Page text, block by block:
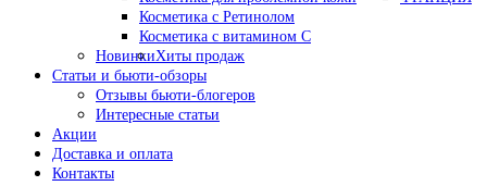
Косметика с Ретинолом
Косметика с витамином С
НовинкиХиты продаж
Статьи и бьюти-обзоры
Отзывы бьюти-блогеров
Интересные статьи
Акции
Доставка и оплата
Контакты